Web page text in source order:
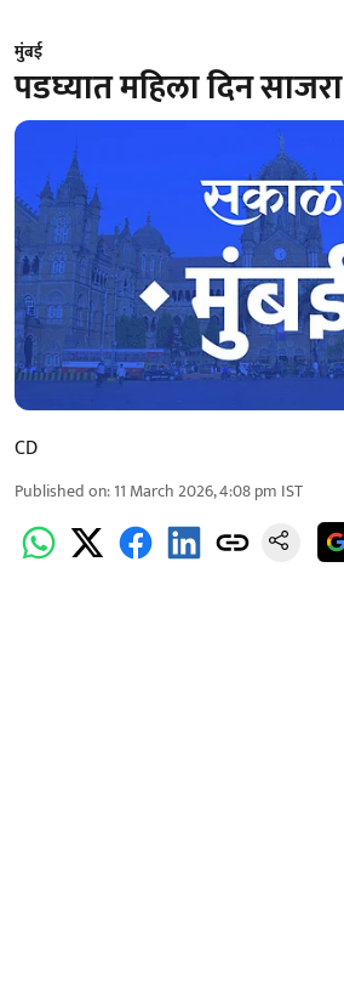
मुंबई
पडघ्यात महिला दिन साजरा
CD
Published on:11 March 2026, 4:08 pm IST